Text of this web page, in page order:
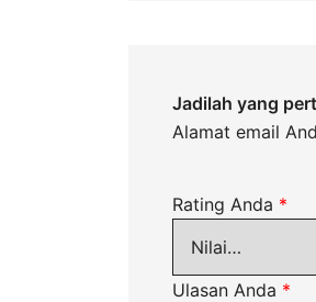
Jadilah yang
Alamat email
Rating Anda *
Ulasan Anda *